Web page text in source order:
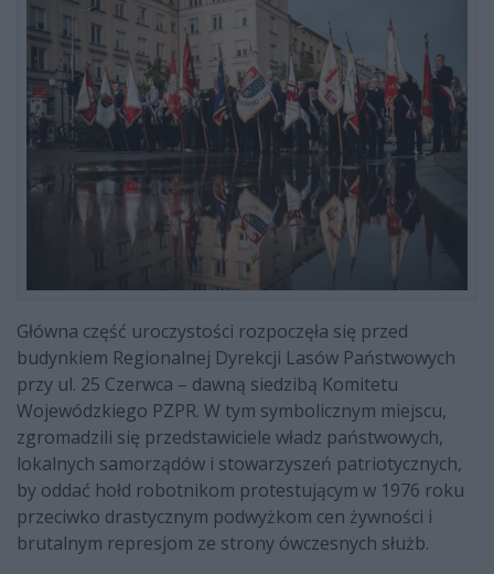
Główna część uroczystości rozpoczęła się przed
budynkiem Regionalnej Dyrekcji Lasów Państwowych
przy ul. 25 Czerwca – dawną siedzibą Komitetu
Wojewódzkiego PZPR. W tym symbolicznym miejscu,
zgromadzili się przedstawiciele władz państwowych,
lokalnych samorządów i stowarzyszeń patriotycznych,
by oddać hołd robotnikom protestującym w 1976 roku
przeciwko drastycznym podwyżkom cen żywności i
brutalnym represjom ze strony ówczesnych służb.